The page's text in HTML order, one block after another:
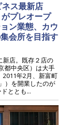
ス最新店
プレオープ
ン業態、カウ
会所を目指す
新店。既存２店の
都中央区）は大手
年2月、新富町
）を開業したのが
ととも...